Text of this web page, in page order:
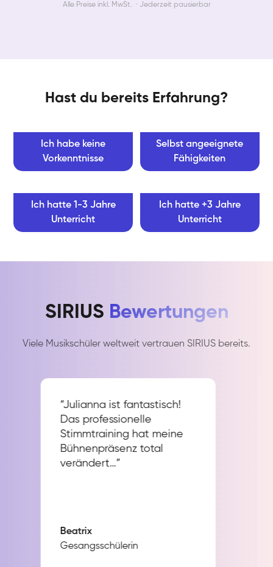
Alle Preise inkl. MwSt. · Jederzeit pausierbar
Hast du bereits Erfahrung?
Ich habe keine
Vorkenntnisse
Selbst angeeignete
Fähigkeiten
Ich hatte 1-3 Jahre
Unterricht
Ich hatte +3 Jahre
Unterricht
SIRIUS Bewertungen
Viele Musikschüler weltweit vertrauen SIRIUS bereits.
“Julianna ist fantastisch!
Das professionelle
Stimmtraining hat meine
Bühnenpräsenz total
verändert…”
Beatrix
Gesangsschülerin